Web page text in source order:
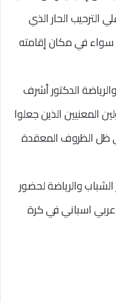
الحار الذي
سواء في مكان إقامته
الدكتور أشرف
المعنيين الذين جعلوا
ظل الظروف المعقدة
والرياضة لحضور
اسباني في كرة